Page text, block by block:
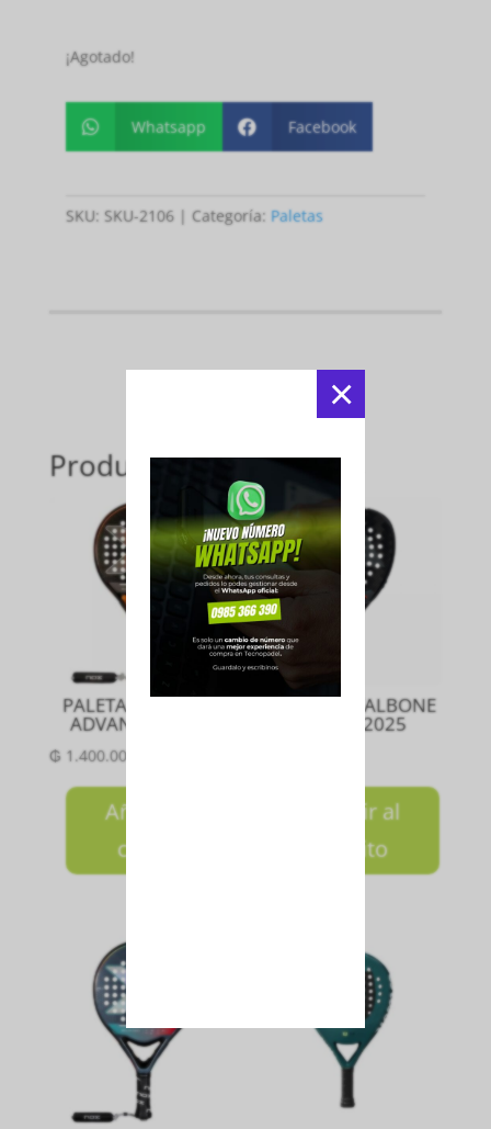
×
¡Agotado!
 Whatsapp  Facebook
SKU: SKU-2106 Categoría: Paletas
Productos relacionados
PALETA EQUATION
ADVANCED 2024
₲1.400.000
Añadir al
carrito
PALETA METALBONE
HRD 3.4 2025
Añadir al
carrito